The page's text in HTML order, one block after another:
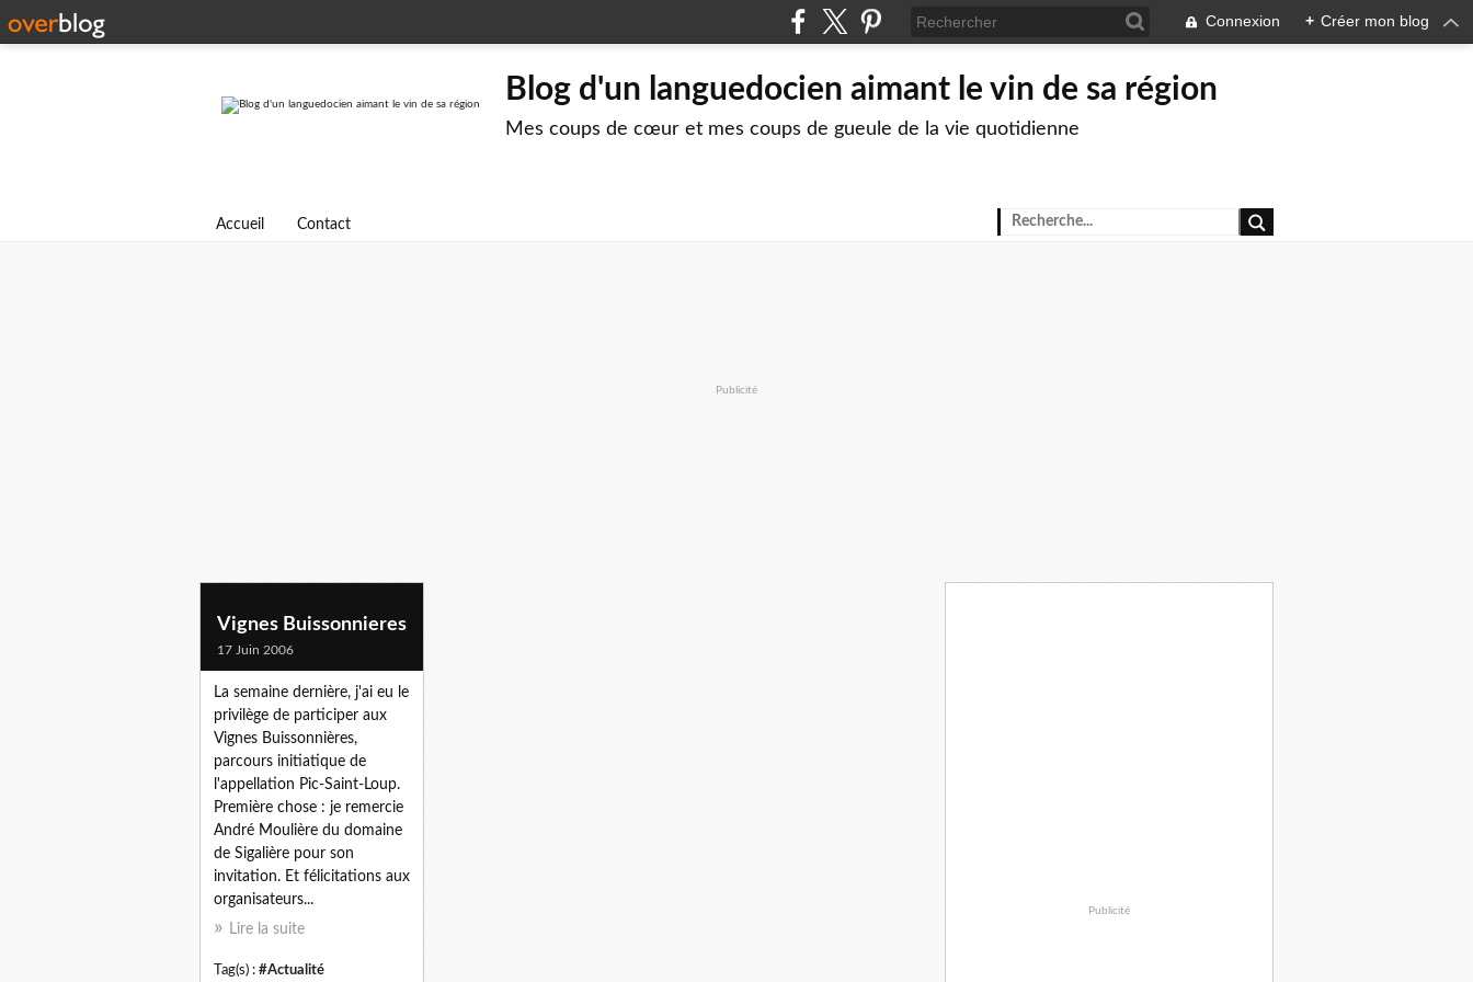
Connexion + Créer mon blog
Blog d'un languedocien aimant le vin de sa région
Mes coups de cœur et mes coups de gueule de la vie quotidienne
Accueil Contact
Publicité
Vignes Buissonnieres
17 Juin 2006
La semaine dernière, j'ai eu le
privilège de participer aux
Vignes Buissonnières,
parcours initiatique de
l'appellation Pic-Saint-Loup.
Première chose : je remercie
André Moulière du domaine
de Sigalière pour son
invitation. Et félicitations aux
organisateurs...
Lire la suite
Tag(s) : #Actualité
Publicité